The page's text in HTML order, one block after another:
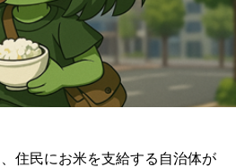
住民にお米を支給する自治体が